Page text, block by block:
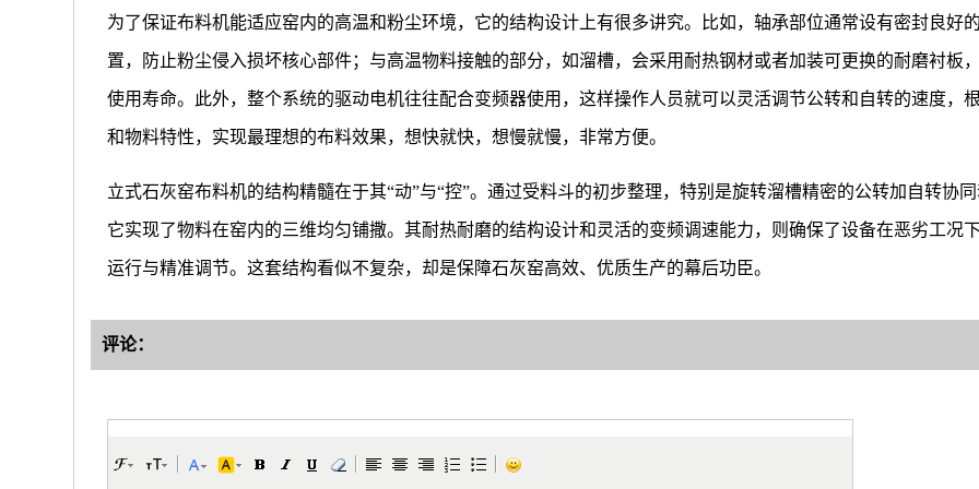
为了保证布料机能适应窑内的高温和粉尘环境，它的结构设计上有很多讲究。比如，轴承部位通常设有密封良好
置，防止粉尘侵入损坏核心部件；与高温物料接触的部分，如溜槽，会采用耐热钢材或者加装可更换的耐磨衬板
使用寿命。此外，整个系统的驱动电机往往配合变频器使用，这样操作人员就可以灵活调节公转和自转的速度，
和物料特性，实现最理想的布料效果，想快就快，想慢就慢，非常方便。
立式石灰窑布料机的结构精髓在于其“动”与“控”。通过受料斗的初步整理，特别是旋转溜槽精密的公转加自转协
它实现了物料在窑内的三维均匀铺撒。其耐热耐磨的结构设计和灵活的变频调速能力，则确保了设备在恶劣工况
运行与精准调节。这套结构看似不复杂，却是保障石灰窑高效、优质生产的幕后功臣。
评论：